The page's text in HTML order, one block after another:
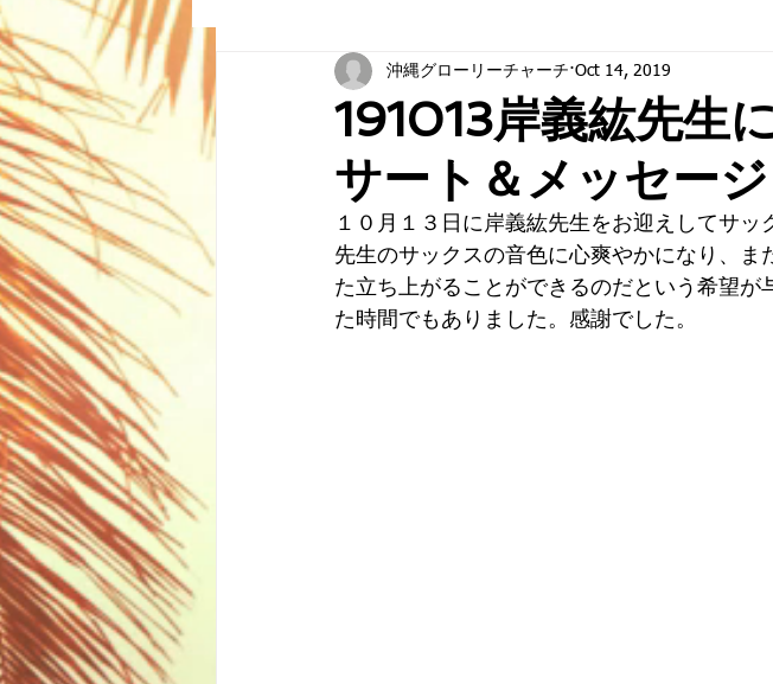
191013岸義紘先生
サート＆メッセージ
沖縄グローリーチャーチ Oct 14, 2019
１０月１３日に岸義紘先生をお迎えしてサッ
先生のサックスの音色に心爽やかになり、
た立ち上がることができるのだという希望
た時間でもありました。感謝でした。